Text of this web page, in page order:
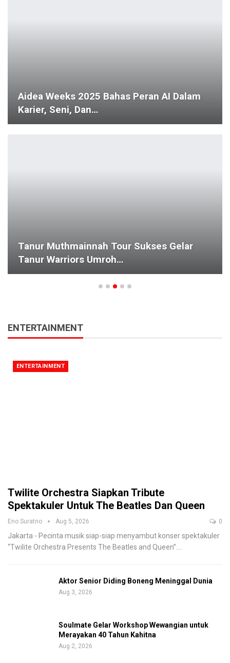
Aidea Weeks 2025 Bahas Peran AI Dalam
Karier, Seni, Dan…
Tanur Muthmainnah Tour Sukses Gelar
Tanur Warriors Umroh…
ENTERTAINMENT
ENTERTAINMENT
Twilite Orchestra Siapkan Tribute
Spektakuler Untuk The Beatles Dan Queen
Eno Suratno Aug 5, 2026 0
Jakarta - Pecinta musik siap-siap menyambut konser spektakuler
“Twilite Orchestra Presents The Beatles and Queen”.…
Aktor Senior Diding Boneng Meninggal Dunia
Aug 3, 2026
Soulmate Gelar Workshop Wewangian untuk
Merayakan 40 Tahun Kahitna
Aug 2, 2026